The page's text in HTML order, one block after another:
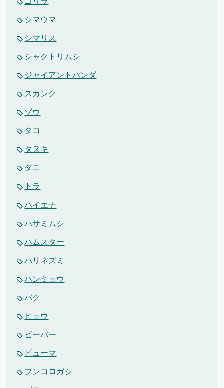
シマウマ
シマリス
シャクトリムシ
ジャイアントパンダ
スカンク
ゾウ
タコ
タヌキ
ダニ
トラ
ハイエナ
ハサミムシ
ハムスター
ハリネズミ
ハンミョウ
バク
ヒョウ
ビーバー
ピューマ
フンコロガシ